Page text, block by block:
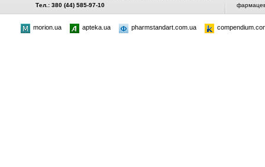
Тел.: 380 (44) 585-97-10
morion.ua apteka.ua pharmstandart.com.ua